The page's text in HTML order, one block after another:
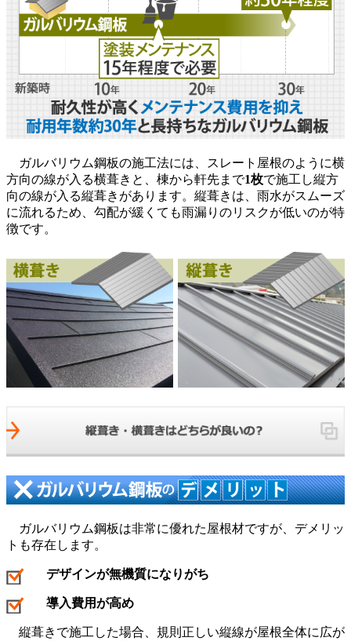
ガルバリウム鋼板の施工法には、スレート屋根のように横
方向の線が入る横葺きと、棟から軒先まで1枚で施工し縦方
向の線が入る縦葺きがあります。縦葺きは、雨水がスムーズ
に流れるため、勾配が緩くても雨漏りのリスクが低いのが特
徴です。
ガルバリウム鋼板は非常に優れた屋根材ですが、デメリッ
トも存在します。
デザインが無機質になりがち
導入費用が高め
縦葺きで施工した場合、規則正しい縦線が屋根全体に広が